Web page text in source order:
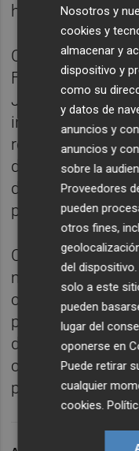
hipotecas.
Christopher
Fed y uno de los
Jerome Powell al
insistió la
recortarse los
del 17 de
de cara a los
puntos básicos.
Cabe recordar
mantienen,
correlación
precio del dinero
dólares para
contrario, una
presiona el
Nosotros y
cookies y
almacenar y
dispositivo y
como su
y datos de
anuncios y
anuncios y
sobre la
Proveedores
pueden
otros fines,
del
solo a este
pueden
lugar del
oponerse en
Puede retirar
cualquier
cookies.